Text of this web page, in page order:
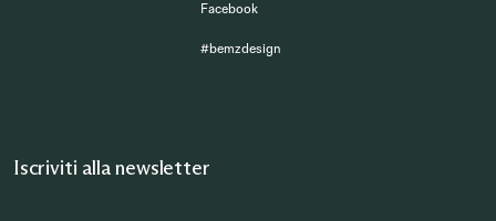
Facebook
#bemzdesign
Iscriviti alla newsletter